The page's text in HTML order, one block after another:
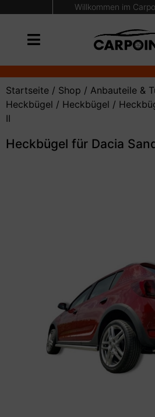
Willkommen im
Startseite / Shop / Anbauteile &
Heckbügel / Heckbügel /
II
Heckbügel für Dacia